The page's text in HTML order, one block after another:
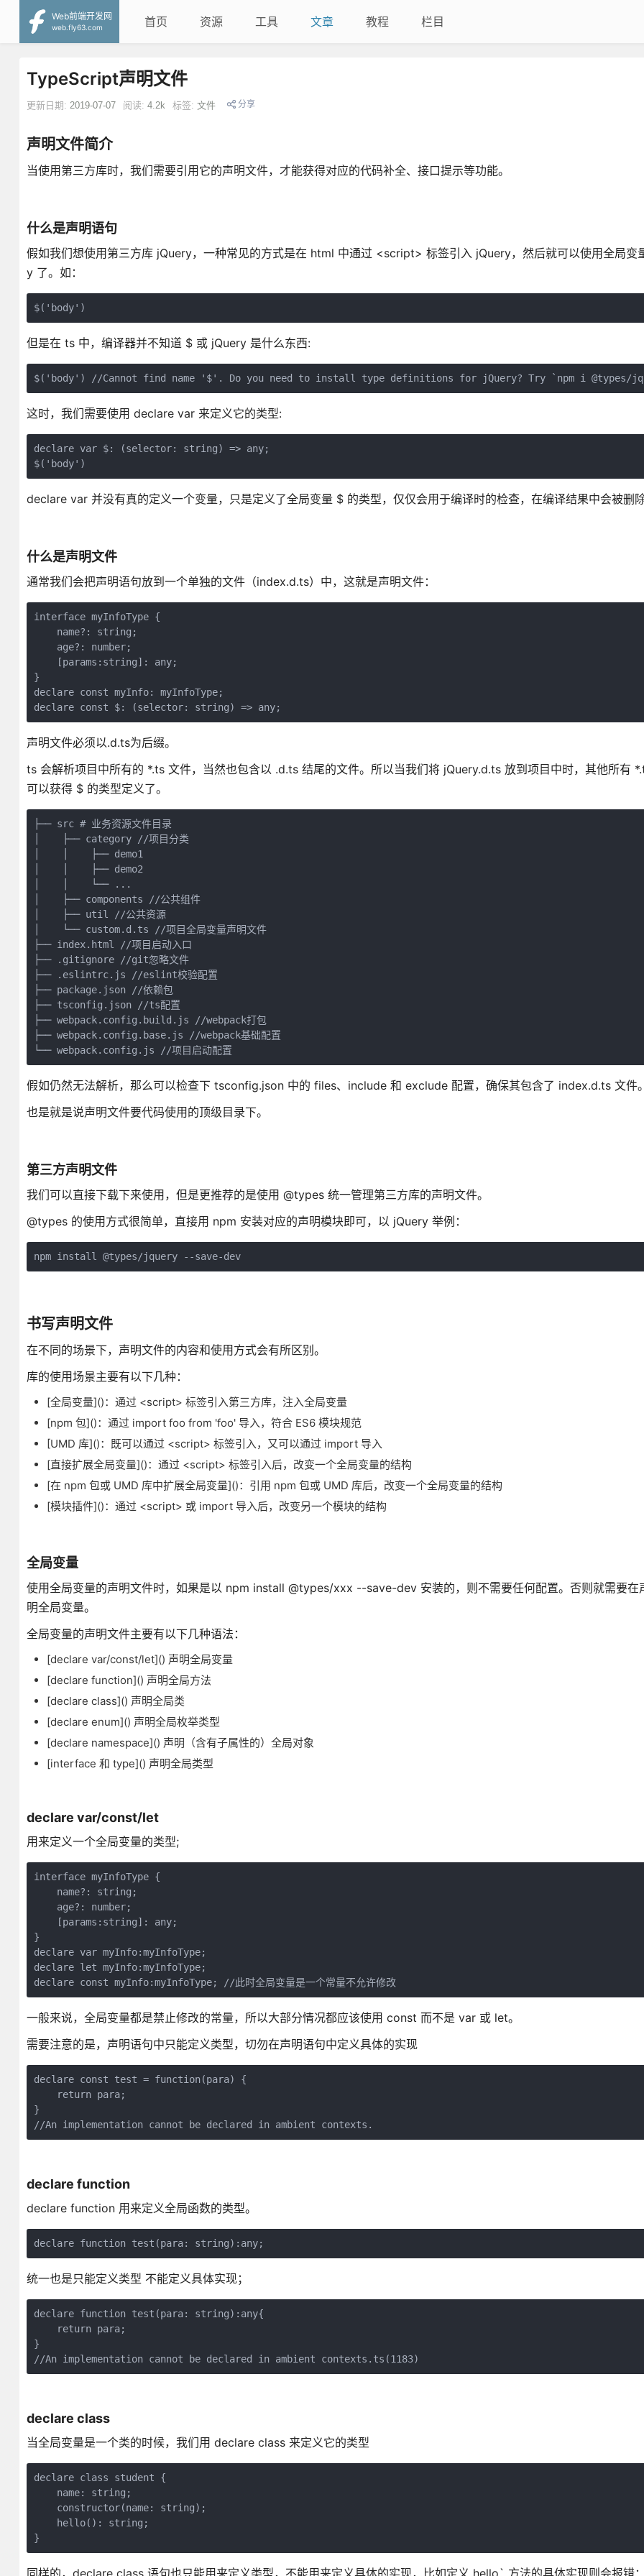
Web前端开发网
web.fly63.com
首页 资源 工具 文章 教程 栏目
TypeScript声明文件
更新日期: 2019-07-07 阅读: 4.2k 标签: 文件 分享
声明文件简介
当使用第三方库时，我们需要引用它的声明文件，才能获得对应的代码补全、接口提示等功能。
什么是声明语句
假如我们想使用第三方库 jQuery，一种常见的方式是在 html 中通过 <script> 标签引入 jQuery，然后就可以使用全局变
y 了。如：
$('body')
但是在 ts 中，编译器并不知道 $ 或 jQuery 是什么东西:
$('body') //Cannot find name '$'. Do you need to install type definitions for jQuery? Try `npm i @types/
这时，我们需要使用 declare var 来定义它的类型:
declare var $: (selector: string) => any;
$('body')
declare var 并没有真的定义一个变量，只是定义了全局变量 $ 的类型，仅仅会用于编译时的检查，在编译结果中会被删
什么是声明文件
通常我们会把声明语句放到一个单独的文件（index.d.ts）中，这就是声明文件：
interface myInfoType {
    name?: string;
    age?: number;
    [params:string]: any;
}
declare const myInfo: myInfoType;
declare const $: (selector: string) => any;
声明文件必须以.d.ts为后缀。
ts 会解析项目中所有的 *.ts 文件，当然也包含以 .d.ts 结尾的文件。所以当我们将 jQuery.d.ts 放到项目中时，其他所有
可以获得 $ 的类型定义了。
├── src # 业务资源文件目录
│    ├── category //项目分类
│    │    ├── demo1
│    │    ├── demo2
│    │    └── ...
│    ├── components //公共组件
│    ├── util //公共资源
│    └── custom.d.ts //项目全局变量声明文件
├── index.html //项目启动入口
├── .gitignore //git忽略文件
├── .eslintrc.js //eslint校验配置
├── package.json //依赖包
├── tsconfig.json //ts配置
├── webpack.config.build.js //webpack打包
├── webpack.config.base.js //webpack基础配置
└── webpack.config.js //项目启动配置
假如仍然无法解析，那么可以检查下 tsconfig.json 中的 files、include 和 exclude 配置，确保其包含了 index.d.ts 文件
也是就是说声明文件要代码使用的顶级目录下。
第三方声明文件
我们可以直接下载下来使用，但是更推荐的是使用 @types 统一管理第三方库的声明文件。
@types 的使用方式很简单，直接用 npm 安装对应的声明模块即可，以 jQuery 举例：
npm install @types/jquery --save-dev
书写声明文件
在不同的场景下，声明文件的内容和使用方式会有所区别。
库的使用场景主要有以下几种：
[全局变量]()：通过 <script> 标签引入第三方库，注入全局变量
[npm 包]()：通过 import foo from 'foo' 导入，符合 ES6 模块规范
[UMD 库]()：既可以通过 <script> 标签引入，又可以通过 import 导入
[直接扩展全局变量]()：通过 <script> 标签引入后，改变一个全局变量的结构
[在 npm 包或 UMD 库中扩展全局变量]()：引用 npm 包或 UMD 库后，改变一个全局变量的结构
[模块插件]()：通过 <script> 或 import 导入后，改变另一个模块的结构
全局变量
使用全局变量的声明文件时，如果是以 npm install @types/xxx --save-dev 安装的，则不需要任何配置。否则就需要在
明全局变量。
全局变量的声明文件主要有以下几种语法：
[declare var/const/let]() 声明全局变量
[declare function]() 声明全局方法
[declare class]() 声明全局类
[declare enum]() 声明全局枚举类型
[declare namespace]() 声明（含有子属性的）全局对象
[interface 和 type]() 声明全局类型
declare var/const/let
用来定义一个全局变量的类型;
interface myInfoType {
    name?: string;
    age?: number;
    [params:string]: any;
}
declare var myInfo:myInfoType;
declare let myInfo:myInfoType;
declare const myInfo:myInfoType; //此时全局变量是一个常量不允许修改
一般来说，全局变量都是禁止修改的常量，所以大部分情况都应该使用 const 而不是 var 或 let。
需要注意的是，声明语句中只能定义类型，切勿在声明语句中定义具体的实现
declare const test = function(para) {
    return para;
}
//An implementation cannot be declared in ambient contexts.
declare function
declare function 用来定义全局函数的类型。
declare function test(para: string):any;
统一也是只能定义类型 不能定义具体实现；
declare function test(para: string):any{
    return para;
}
//An implementation cannot be declared in ambient contexts.ts(1183)
declare class
当全局变量是一个类的时候，我们用 declare class 来定义它的类型
declare class student {
    name: string;
    constructor(name: string);
    hello(): string;
}
同样的，declare class 语句也只能用来定义类型，不能用来定义具体的实现，比如定义 hello` 方法的具体实现则会报错